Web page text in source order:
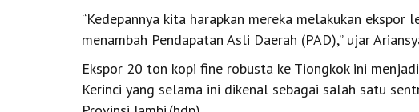
“Kedepannya kita harapkan mereka melakukan ekspor
menambah Pendapatan Asli Daerah (PAD),” ujar
Ekspor 20 ton kopi fine robusta ke Tiongkok ini
Kerinci yang selama ini dikenal sebagai salah satu